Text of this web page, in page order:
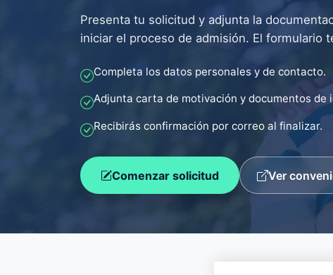
Presenta tu solicitud y adjunta la
iniciar el proceso de admisión. El formulario
Completa los datos personales y de contacto.
Adjunta carta de motivación y documentos de
Recibirás confirmación por correo al finalizar.
Comenzar solicitud Ver